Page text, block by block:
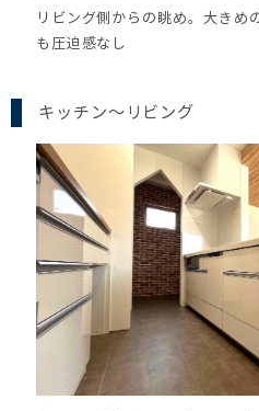
リビング側からの眺め。大きめ
も圧迫感なし
キッチン～リビング